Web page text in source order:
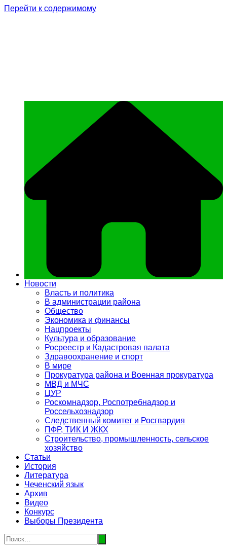
Перейти к содержимому
Новости
Власть и политика
В администрации района
Общество
Экономика и финансы
Нацпроекты
Культура и образование
Росреестр и Кадастровая палата
Здравоохранение и спорт
В мире
Прокуратура района и Военная прокуратура
МВД и МЧС
ЦУР
Роскомнадзор, Роспотребнадзор и
Россельхознадзор
Следственный комитет и Росгвардия
ПФР, ТИК И ЖКХ
Строительство, промышленность, сельское
хозяйство
Статьи
История
Литература
Чеченский язык
Архив
Видео
Конкурс
Выборы Президента